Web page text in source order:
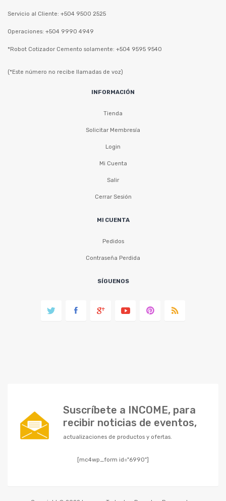
Servicio al Cliente: +504 9500 2525
Operaciones: +504 9990 4949
*Robot Cotizador Cemento solamente: +504 9595 9540
(*Este número no recibe llamadas de voz)
INFORMACIÓN
Tienda
Solicitar Membresía
Login
Mi Cuenta
Salir
Cerrar Sesión
MI CUENTA
Pedidos
Contraseña Perdida
SÍGUENOS
Suscríbete a INCOME, para
recibir noticias de eventos,
actualizaciones de productos y ofertas.
[mc4wp_form id="6990"]